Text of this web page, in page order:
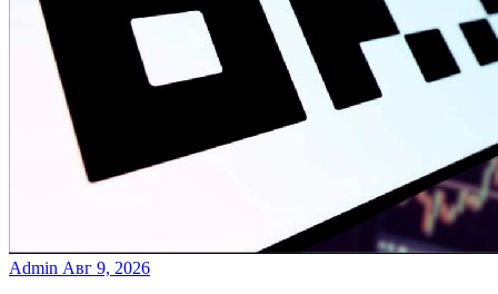
Admin Авг 9, 2026